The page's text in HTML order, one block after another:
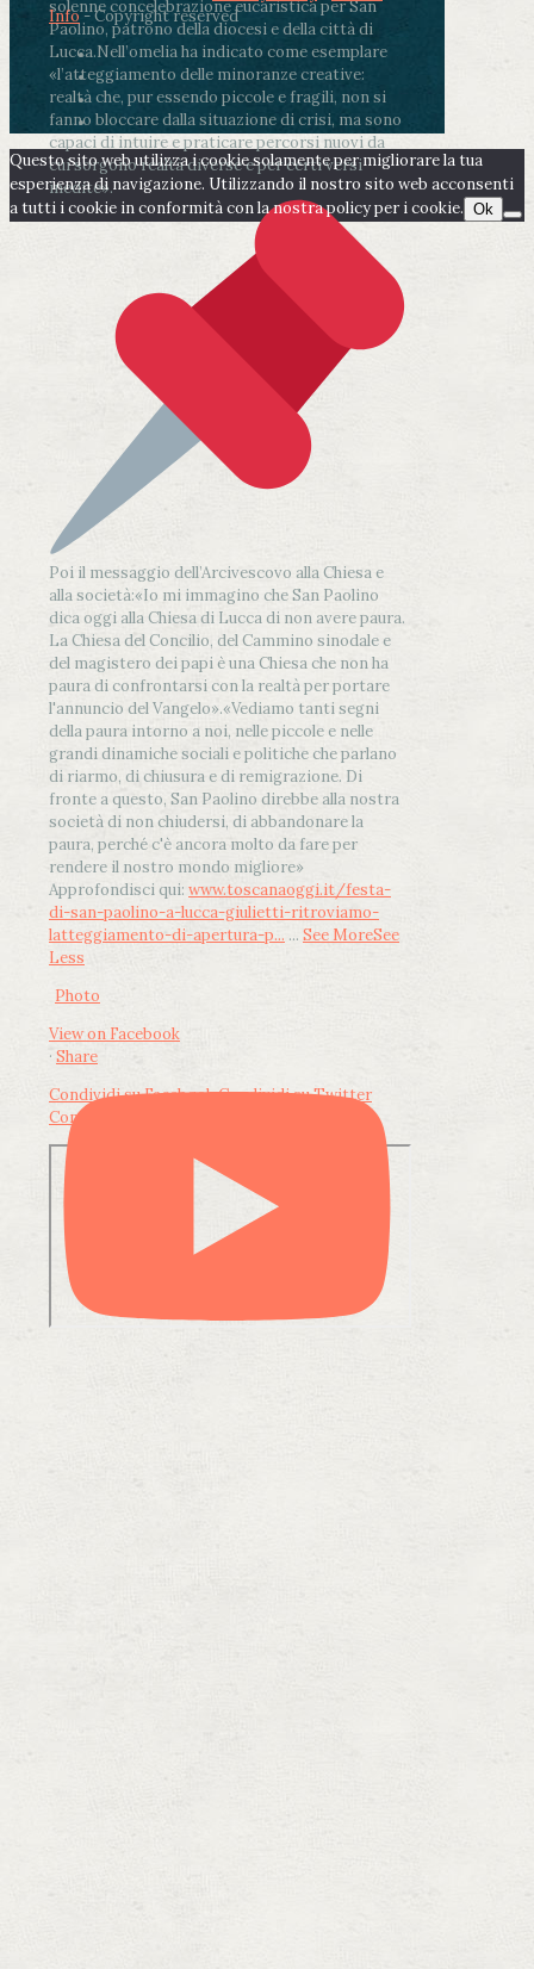
solenne concelebrazione eucaristica per San
Paolino, patrono della diocesi e della città di
Lucca.Nell’omelia ha indicato come esemplare
«l’atteggiamento delle minoranze creative:
realtà che, pur essendo piccole e fragili, non si
fanno bloccare dalla situazione di crisi, ma sono
capaci di intuire e praticare percorsi nuovi da
cui sorgono realtà diverse e per certi versi
inedite».
Poi il messaggio dell’Arcivescovo alla Chiesa e
alla società:«Io mi immagino che San Paolino
dica oggi alla Chiesa di Lucca di non avere paura.
La Chiesa del Concilio, del Cammino sinodale e
del magistero dei papi è una Chiesa che non ha
paura di confrontarsi con la realtà per portare
l'annuncio del Vangelo».«Vediamo tanti segni
della paura intorno a noi, nelle piccole e nelle
grandi dinamiche sociali e politiche che parlano
di riarmo, di chiusura e di remigrazione. Di
fronte a questo, San Paolino direbbe alla nostra
società di non chiudersi, di abbandonare la
paura, perché c'è ancora molto da fare per
rendere il nostro mondo migliore»
Approfondisci qui: www.toscanaoggi.it/festa-
di-san-paolino-a-lucca-giulietti-ritroviamo-
latteggiamento-di-apertura-p... ... See MoreSee
Less
Photo
View on Facebook
· Share
Condividi su FacebookCondividi su Twitter
Condividi su LinkedIn
Info- Copyright reserved
Questo sito web utilizza i cookie solamente per migliorare la tua
esperienza di navigazione. Utilizzando il nostro sito web acconsenti
a tutti i cookie in conformità con la nostra policy per i cookie. Ok